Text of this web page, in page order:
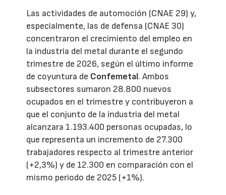
Las actividades de automoción (CNAE 29) y,
especialmente, las de defensa (CNAE 30)
concentraron el crecimiento del empleo en
la industria del metal durante el segundo
trimestre de 2026, según el último informe
de coyuntura de Confemetal. Ambos
subsectores sumaron 28.800 nuevos
ocupados en el trimestre y contribuyeron a
que el conjunto de la industria del metal
alcanzara 1.193.400 personas ocupadas, lo
que representa un incremento de 27.300
trabajadores respecto al trimestre anterior
(+2,3%) y de 12.300 en comparación con el
mismo periodo de 2025 (+1%).